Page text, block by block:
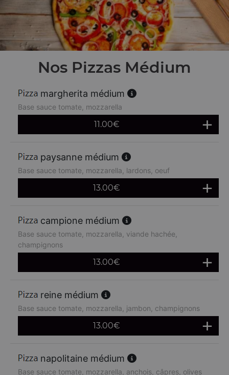
Nos Pizzas Médium
margherita médium
Base sauce tomate, mozzarella
11.00€
paysanne médium
Base sauce tomate, mozzarella, lardons, oeuf
13.00€
campione médium
Base sauce tomate, mozzarella, viande hachée,
champignons
13.00€
reine médium
Base sauce tomate, mozzarella, jambon, champignons
13.00€
napolitaine médium
Base sauce tomate, mozzarella, anchois, câpres, olives